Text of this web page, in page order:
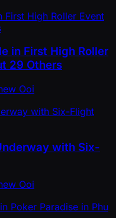
in First High Roller
29 Others
Ooi
with Six-
Ooi